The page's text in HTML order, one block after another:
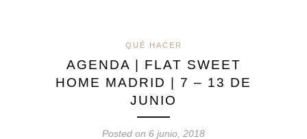
QUÉ HACER
AGENDA | FLAT SWEET
HOME MADRID | 7 – 13 DE
JUNIO
Posted on 6 junio, 2018